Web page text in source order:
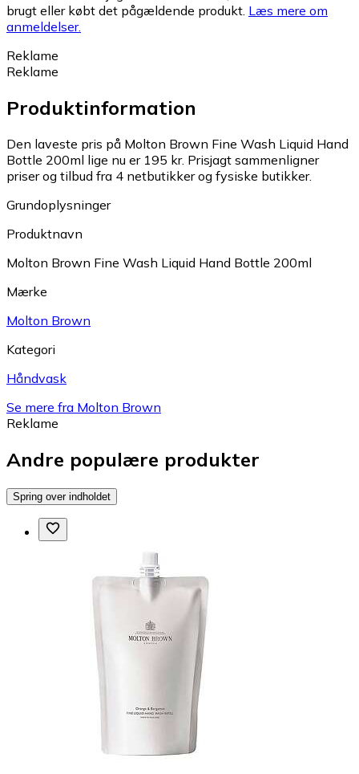
brugt eller købt det pågældende produkt. Læs mere om
anmeldelser.
Reklame
Reklame
Produktinformation
Den laveste pris på Molton Brown Fine Wash Liquid Hand
Bottle 200ml lige nu er 195 kr. Prisjagt sammenligner
priser og tilbud fra 4 netbutikker og fysiske butikker.
Grundoplysninger
Produktnavn
Molton Brown Fine Wash Liquid Hand Bottle 200ml
Mærke
Molton Brown
Kategori
Håndvask
Se mere fra Molton Brown
Reklame
Andre populære produkter
Spring over indholdet